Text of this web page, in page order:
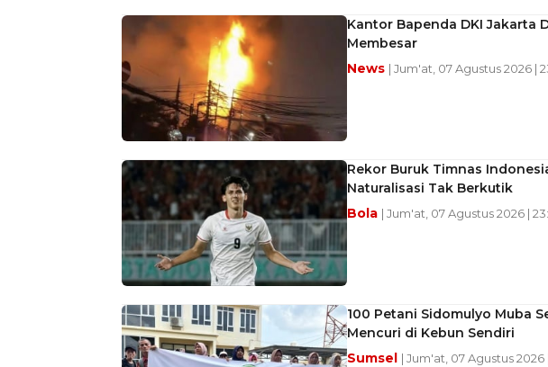
Kantor Bapenda DKI Jakarta
Membesar
News | Jum'at, 07 Agustus 2026 |
Rekor Buruk Timnas
Naturalisasi Tak Berkutik
Bola | Jum'at, 07 Agustus 2026 |
100 Petani Sidomulyo Muba
Mencuri di Kebun Sendiri
Sumsel | Jum'at, 07 Agustus 2026